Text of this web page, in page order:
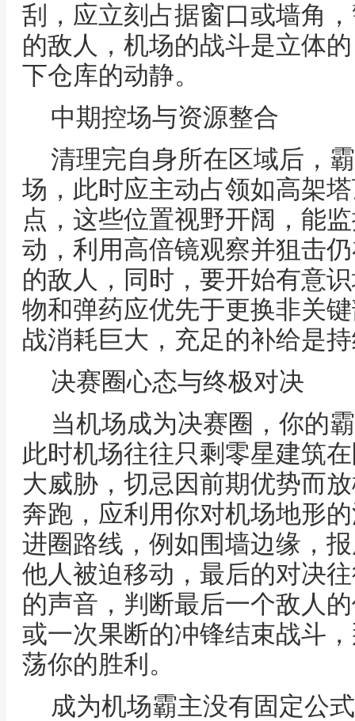
刮，应立刻占据窗口或墙角
的敌人，机场的战斗是立体
下仓库的动静。
中期控场与资源整合
清理完自身所在区域后，
场，此时应主动占领如高架
点，这些位置视野开阔，能
动，利用高倍镜观察并狙击
的敌人，同时，要开始有意
物和弹药应优先于更换非关
战消耗巨大，充足的补给是
决赛圈心态与终极对决
当机场成为决赛圈，你的
此时机场往往只剩零星建筑
大威胁，切忌因前期优势而
奔跑，应利用你对机场地形
进圈路线，例如围墙边缘，
他人被迫移动，最后的对决
的声音，判断最后一个敌人
或一次果断的冲锋结束战斗
荡你的胜利。
成为机场霸主没有固定公